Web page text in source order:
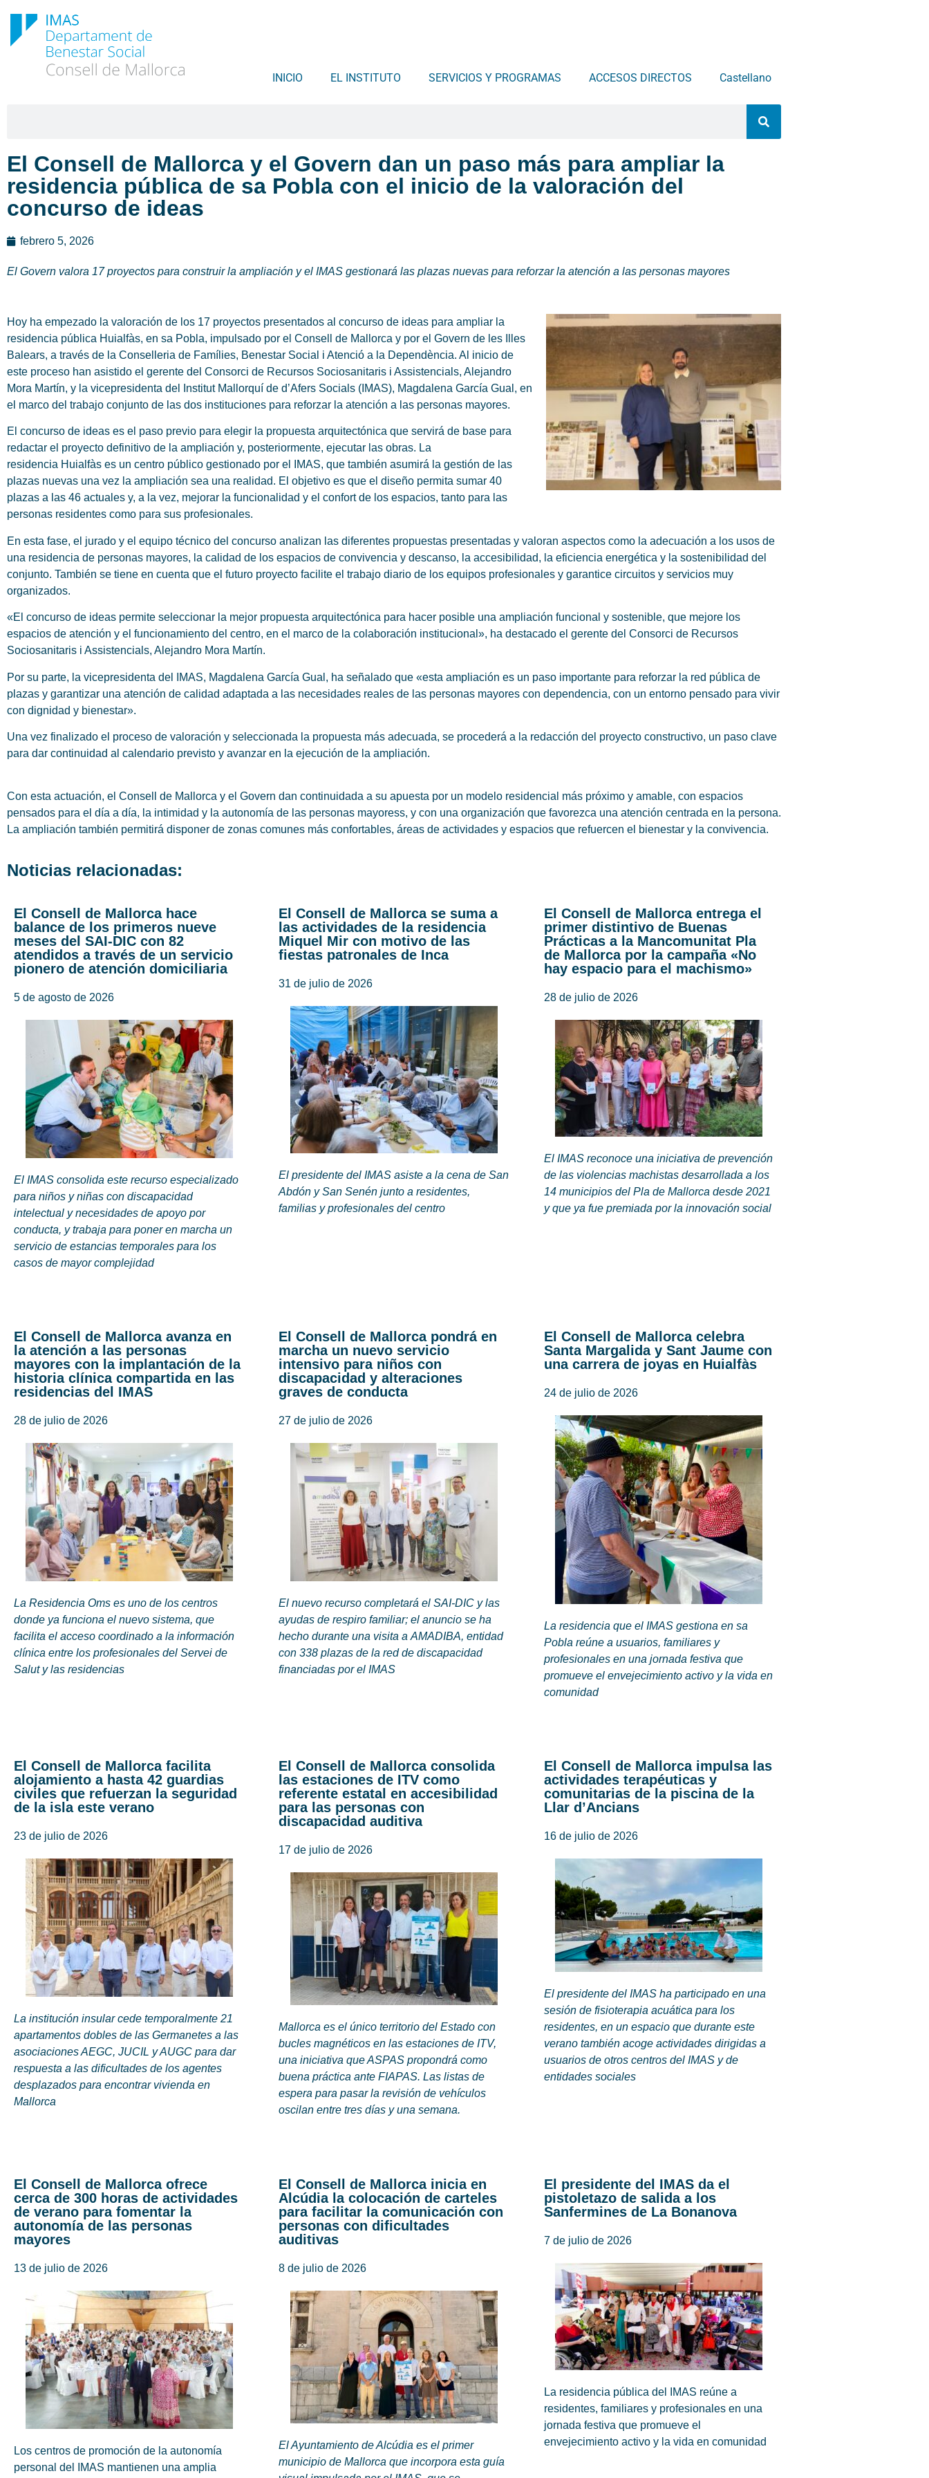
INICIO EL INSTITUTO SERVICIOS Y PROGRAMAS ACCESOS DIRECTOS Castellano
El Consell de Mallorca y el Govern dan un paso más para ampliar la
residencia pública de sa Pobla con el inicio de la valoración del
concurso de ideas
febrero 5, 2026
El Govern valora 17 proyectos para construir la ampliación y el IMAS gestionará las plazas nuevas para reforzar la atención a las personas mayores
Hoy ha empezado la valoración de los 17 proyectos presentados al concurso de ideas para ampliar la
residencia pública Huialfàs, en sa Pobla, impulsado por el Consell de Mallorca y por el Govern de les Illes
Balears, a través de la Conselleria de Famílies, Benestar Social i Atenció a la Dependència. Al inicio de
este proceso han asistido el gerente del Consorci de Recursos Sociosanitaris i Assistencials, Alejandro
Mora Martín, y la vicepresidenta del Institut Mallorquí de d’Afers Socials (IMAS), Magdalena García Gual, en
el marco del trabajo conjunto de las dos instituciones para reforzar la atención a las personas mayores.
El concurso de ideas es el paso previo para elegir la propuesta arquitectónica que servirá de base para
redactar el proyecto definitivo de la ampliación y, posteriormente, ejecutar las obras. La
residencia Huialfàs es un centro público gestionado por el IMAS, que también asumirá la gestión de las
plazas nuevas una vez la ampliación sea una realidad. El objetivo es que el diseño permita sumar 40
plazas a las 46 actuales y, a la vez, mejorar la funcionalidad y el confort de los espacios, tanto para las
personas residentes como para sus profesionales.
En esta fase, el jurado y el equipo técnico del concurso analizan las diferentes propuestas presentadas y valoran aspectos como la adecuación a los usos de
una residencia de personas mayores, la calidad de los espacios de convivencia y descanso, la accesibilidad, la eficiencia energética y la sostenibilidad del
conjunto. También se tiene en cuenta que el futuro proyecto facilite el trabajo diario de los equipos profesionales y garantice circuitos y servicios muy
organizados.
«El concurso de ideas permite seleccionar la mejor propuesta arquitectónica para hacer posible una ampliación funcional y sostenible, que mejore los
espacios de atención y el funcionamiento del centro, en el marco de la colaboración institucional», ha destacado el gerente del Consorci de Recursos
Sociosanitaris i Assistencials, Alejandro Mora Martín.
Por su parte, la vicepresidenta del IMAS, Magdalena García Gual, ha señalado que «esta ampliación es un paso importante para reforzar la red pública de
plazas y garantizar una atención de calidad adaptada a las necesidades reales de las personas mayores con dependencia, con un entorno pensado para vivir
con dignidad y bienestar».
Una vez finalizado el proceso de valoración y seleccionada la propuesta más adecuada, se procederá a la redacción del proyecto constructivo, un paso clave
para dar continuidad al calendario previsto y avanzar en la ejecución de la ampliación.
Con esta actuación, el Consell de Mallorca y el Govern dan continuidada a su apuesta por un modelo residencial más próximo y amable, con espacios
pensados para el día a día, la intimidad y la autonomía de las personas mayoress, y con una organización que favorezca una atención centrada en la persona.
La ampliación también permitirá disponer de zonas comunes más confortables, áreas de actividades y espacios que refuercen el bienestar y la convivencia.
Noticias relacionadas:
El Consell de Mallorca hace
balance de los primeros nueve
meses del SAI-DIC con 82
atendidos a través de un servicio
pionero de atención domiciliaria
5 de agosto de 2026
El IMAS consolida este recurso especializado
para niños y niñas con discapacidad
intelectual y necesidades de apoyo por
conducta, y trabaja para poner en marcha un
servicio de estancias temporales para los
casos de mayor complejidad
El Consell de Mallorca se suma a
las actividades de la residencia
Miquel Mir con motivo de las
fiestas patronales de Inca
31 de julio de 2026
El presidente del IMAS asiste a la cena de San
Abdón y San Senén junto a residentes,
familias y profesionales del centro
El Consell de Mallorca entrega el
primer distintivo de Buenas
Prácticas a la Mancomunitat Pla
de Mallorca por la campaña «No
hay espacio para el machismo»
28 de julio de 2026
El IMAS reconoce una iniciativa de prevención
de las violencias machistas desarrollada a los
14 municipios del Pla de Mallorca desde 2021
y que ya fue premiada por la innovación social
El Consell de Mallorca avanza en
la atención a las personas
mayores con la implantación de la
historia clínica compartida en las
residencias del IMAS
28 de julio de 2026
La Residencia Oms es uno de los centros
donde ya funciona el nuevo sistema, que
facilita el acceso coordinado a la información
clínica entre los profesionales del Servei de
Salut y las residencias
El Consell de Mallorca pondrá en
marcha un nuevo servicio
intensivo para niños con
discapacidad y alteraciones
graves de conducta
27 de julio de 2026
El nuevo recurso completará el SAI-DIC y las
ayudas de respiro familiar; el anuncio se ha
hecho durante una visita a AMADIBA, entidad
con 338 plazas de la red de discapacidad
financiadas por el IMAS
El Consell de Mallorca celebra
Santa Margalida y Sant Jaume con
una carrera de joyas en Huialfàs
24 de julio de 2026
La residencia que el IMAS gestiona en sa
Pobla reúne a usuarios, familiares y
profesionales en una jornada festiva que
promueve el envejecimiento activo y la vida en
comunidad
El Consell de Mallorca facilita
alojamiento a hasta 42 guardias
civiles que refuerzan la seguridad
de la isla este verano
23 de julio de 2026
La institución insular cede temporalmente 21
apartamentos dobles de las Germanetes a las
asociaciones AEGC, JUCIL y AUGC para dar
respuesta a las dificultades de los agentes
desplazados para encontrar vivienda en
Mallorca
El Consell de Mallorca consolida
las estaciones de ITV como
referente estatal en accesibilidad
para las personas con
discapacidad auditiva
17 de julio de 2026
Mallorca es el único territorio del Estado con
bucles magnéticos en las estaciones de ITV,
una iniciativa que ASPAS propondrá como
buena práctica ante FIAPAS. Las listas de
espera para pasar la revisión de vehículos
oscilan entre tres días y una semana.
El Consell de Mallorca impulsa las
actividades terapéuticas y
comunitarias de la piscina de la
Llar d’Ancians
16 de julio de 2026
El presidente del IMAS ha participado en una
sesión de fisioterapia acuática para los
residentes, en un espacio que durante este
verano también acoge actividades dirigidas a
usuarios de otros centros del IMAS y de
entidades sociales
El Consell de Mallorca ofrece
cerca de 300 horas de actividades
de verano para fomentar la
autonomía de las personas
mayores
13 de julio de 2026
Los centros de promoción de la autonomía
personal del IMAS mantienen una amplia
El Consell de Mallorca inicia en
Alcúdia la colocación de carteles
para facilitar la comunicación con
personas con dificultades
auditivas
8 de julio de 2026
El Ayuntamiento de Alcúdia es el primer
municipio de Mallorca que incorpora esta guía
El presidente del IMAS da el
pistoletazo de salida a los
Sanfermines de La Bonanova
7 de julio de 2026
La residencia pública del IMAS reúne a
residentes, familiares y profesionales en una
jornada festiva que promueve el
envejecimiento activo y la vida en comunidad